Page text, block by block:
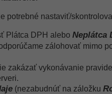
potrebné nastaviť/
Plátca DPH alebo Neplátca
zálohovať mimo
zakázať vykonávanie
(nezabudnúť na záložku